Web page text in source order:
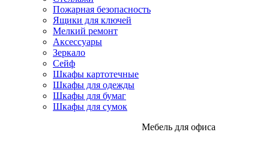
Пожарная безопасность
Ящики для ключей
Мелкий ремонт
Аксессуары
Зеркало
Сейф
Шкафы картотечные
Шкафы для одежды
Шкафы для бумаг
Шкафы для сумок
Мебель для офиса